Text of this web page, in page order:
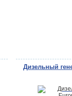
Дизельный